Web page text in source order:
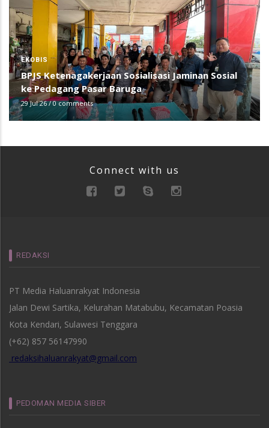
EKOBIS
BPJS Ketenagakerjaan Sosialisasi Jaminan Sosial
ke Pedagang Pasar Baruga
29 Jul 26/0 comments
Connect with us
REDAKSI
PT Media Haluanrakyat Indonesia
Jalan Dewi Sartika, Kelurahan Matabubu, Kecamatan Poasia
Kota Kendari, Sulawesi Tenggara
(+62) 857 56147990
redaksihaluanrakyat@gmail.com
PEDOMAN MEDIA SIBER